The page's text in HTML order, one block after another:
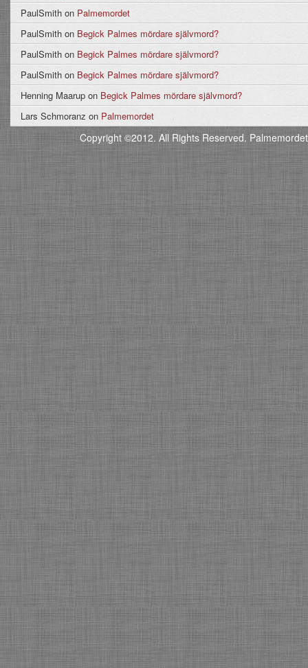
PaulSmith on Palmemordet
PaulSmith on Begick Palmes mördare självmord?
PaulSmith on Begick Palmes mördare självmord?
PaulSmith on Begick Palmes mördare självmord?
Henning Maarup on Begick Palmes mördare självmord?
Lars Schmoranz on Palmemordet
Copyright ©2012. All Rights Reserved.